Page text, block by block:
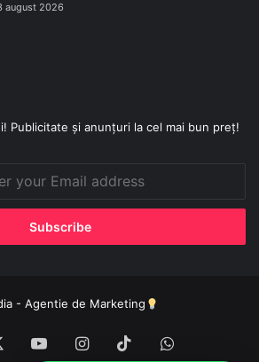
august 2026
Publicitate și anunțuri la cel mai bun preț!
- Agentie de Marketing
YouTubeInstagram
TikTokWhatsApp